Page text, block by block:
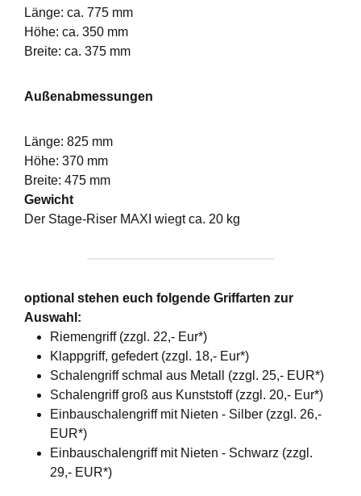
Länge: ca. 775 mm
Höhe: ca. 350 mm
Breite: ca. 375 mm
Außenabmessungen
Länge: 825 mm
Höhe: 370 mm
Breite: 475 mm
Gewicht
Der Stage-Riser MAXI wiegt ca. 20 kg
optional stehen euch folgende Griffarten zur
Auswahl:
Riemengriff (zzgl. 22,- Eur*)
Klappgriff, gefedert (zzgl. 18,- Eur*)
Schalengriff schmal aus Metall (zzgl. 25,- EUR*)
Schalengriff groß aus Kunststoff (zzgl. 20,- Eur*)
Einbauschalengriff mit Nieten - Silber (zzgl. 26,-
EUR*)
Einbauschalengriff mit Nieten - Schwarz (zzgl.
29,- EUR*)